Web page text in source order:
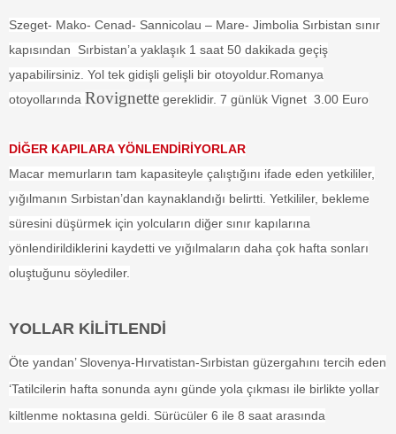
Szeget- Mako- Cenad- Sannicolau – Mare- Jimbolia Sırbistan sınır
kapısından Sırbistan’a yaklaşık 1 saat 50 dakikada geçiş
yapabilirsiniz. Yol tek gidişli gelişli bir otoyoldur.Romanya
otoyollarında Rovignette gereklidir. 7 günlük Vignet 3.00 Euro
DİĞER KAPILARA YÖNLENDİRİYORLAR
Macar memurların tam kapasiteyle çalıştığını ifade eden yetkililer,
yığılmanın Sırbistan’dan kaynaklandığı belirtti. Yetkililer, bekleme
süresini düşürmek için yolcuların diğer sınır kapılarına
yönlendirildiklerini kaydetti ve yığılmaların daha çok hafta sonları
oluştuğunu söylediler.
YOLLAR KİLİTLENDİ
Öte yandan’ Slovenya-Hırvatistan-Sırbistan güzergahını tercih eden
‘Tatilcilerin hafta sonunda aynı günde yola çıkması ile birlikte yollar
kiltlenme noktasına geldi. Sürücüler 6 ile 8 saat arasında